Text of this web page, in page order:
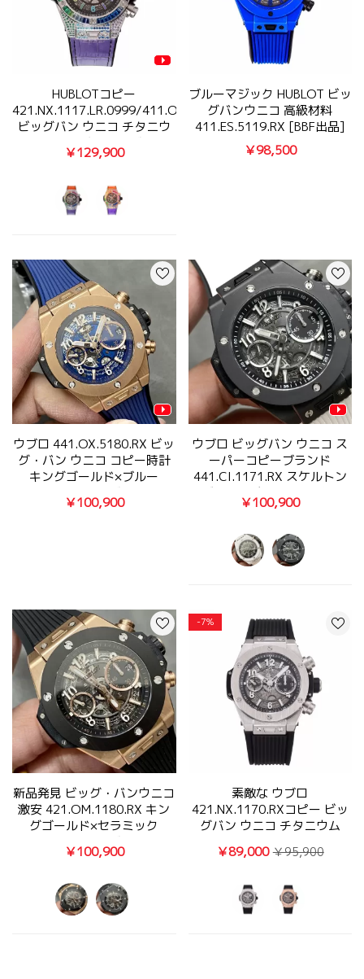
HUBLOTコピー
421.NX.1117.LR.0999/411.OX.9910.LR.0999
ビッグバン ウニコ チタニウ
ム レインボー【BBF製】
￥129,900
ブルーマジック HUBLOT ビッ
グバンウニコ 高級材料
411.ES.5119.RX [BBF出品]
￥98,500
ウブロ 441.OX.5180.RX ビッ
グ・バン ウニコ コピー時計
キングゴールド×ブルー
42MM【BBF製】
￥100,900
ウブロ ビッグバン ウニコ ス
ーパーコピーブランド
441.CI.1171.RX スケルトン
ダイヤル ホワイトラバー
42MM【BBF製】
￥100,900
新品発見 ビッグ・バンウニコ
激安 421.OM.1180.RX キン
グゴールド×セラミック
42MM【BBF製】
￥100,900
-7%
素敵な ウブロ
421.NX.1170.RXコピー ビッ
グバン ウニコ チタニウム
￥89,000 ￥95,900